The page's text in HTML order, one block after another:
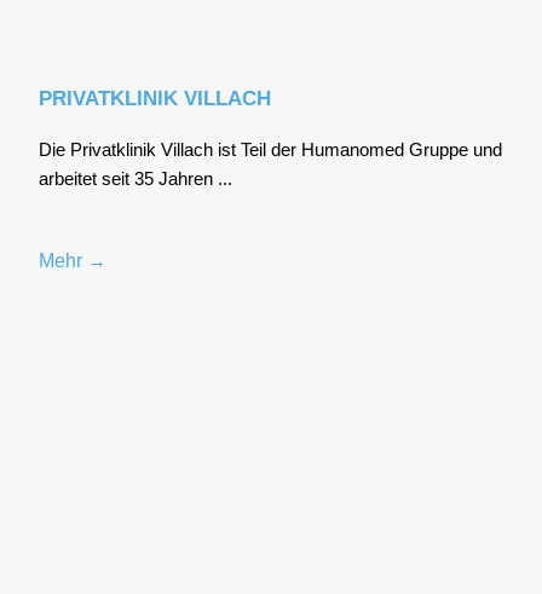
PRIVATKLINIK VILLACH
Die Pri­vat­kli­nik Vil­lach ist Teil der Huma­no­med Grup­pe und
arbei­tet seit 35 Jah­ren ...
Mehr →